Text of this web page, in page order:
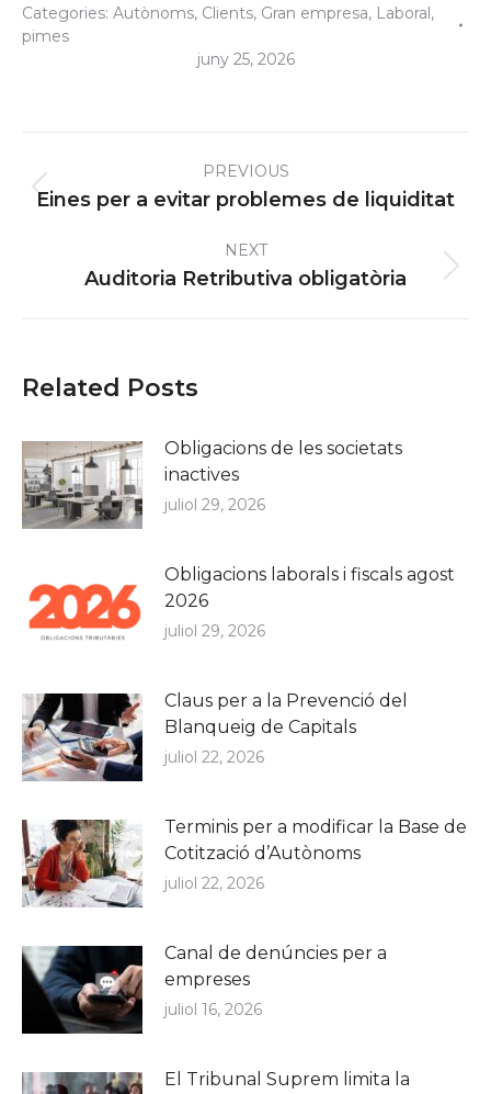
Categories: Autònoms, Clients, Gran empresa, Laboral,
pimes
juny 25, 2026
navigationPREVIOUS
Previous
Eines per a evitar problemes de liquiditat
NEXT
Next
Auditoria Retributiva obligatòria
Related Posts
Obligacions de les societats
inactives
juliol 29, 2026
Obligacions laborals i fiscals agost
2026
juliol 29, 2026
Claus per a la Prevenció del
Blanqueig de Capitals
juliol 22, 2026
Terminis per a modificar la Base de
Cotització d’Autònoms
juliol 22, 2026
Canal de denúncies per a
empreses
juliol 16, 2026
El Tribunal Suprem limita la